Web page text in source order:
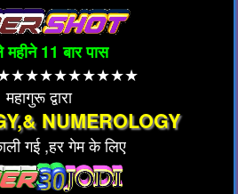
महीने 11 बार पास
महागुरू द्वारा
NUMEROLOGY
गई ,हर गेम के लिए